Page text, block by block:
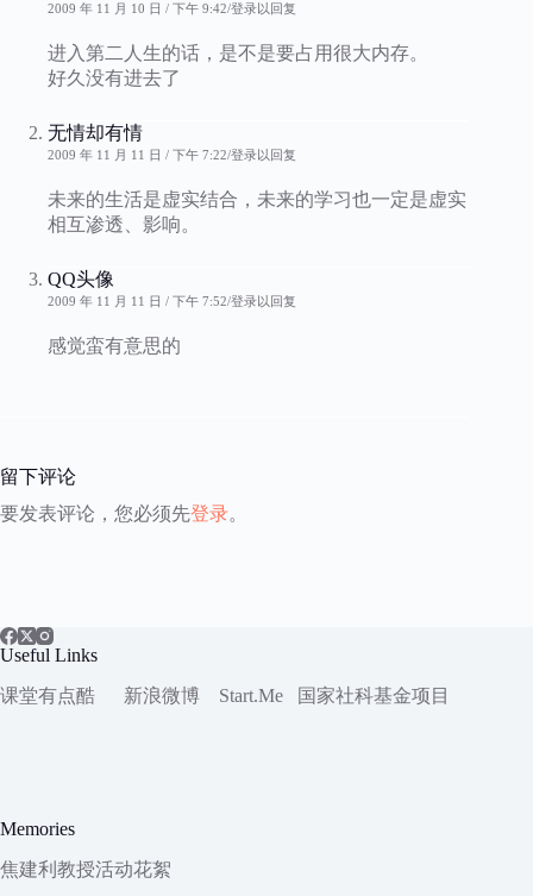
2009 年 11 月 10 日 / 下午 9:42 登录以回复
进入第二人生的话，是不是要占用很大内存。
好久没有进去了
无情却有情
2009 年 11 月 11 日 / 下午 7:22 登录以回复
未来的生活是虚实结合，未来的学习也一定是虚实
相互渗透、影响。
QQ头像
2009 年 11 月 11 日 / 下午 7:52 登录以回复
感觉蛮有意思的
留下评论
要发表评论，您必须先登录。
Useful Links
课堂有点酷
新浪微博 Start.Me 国家社科基金项目
Memories
焦建利教授活动花絮